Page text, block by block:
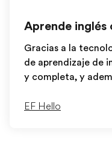
Aprende inglés
Gracias a la
de aprendizaje de
y completa, y
EF Hello